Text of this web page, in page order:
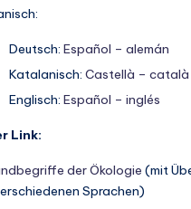
Deutsch: Español – alemán
Katalanisch: Castellà – català
Englisch: Español – inglés
Link:
der Ökologie (mit
Sprachen)